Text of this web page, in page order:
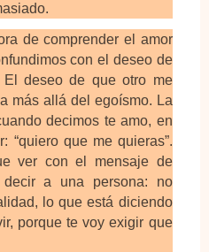
de comprender el amor
con el deseo de
deseo de que otro me
más allá del egoísmo. La
decimos te amo, en
“quiero que me quieras”.
ver con el mensaje de
a una persona: no
lo que está diciendo
porque te voy exigir que